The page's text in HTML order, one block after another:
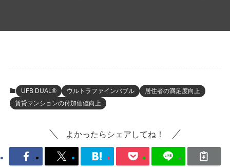
UFB DUAL® ウルトラファインバブル
居住者の満足度向上
賃貸マンションの付加価値向上
よかったらシェアしてね！